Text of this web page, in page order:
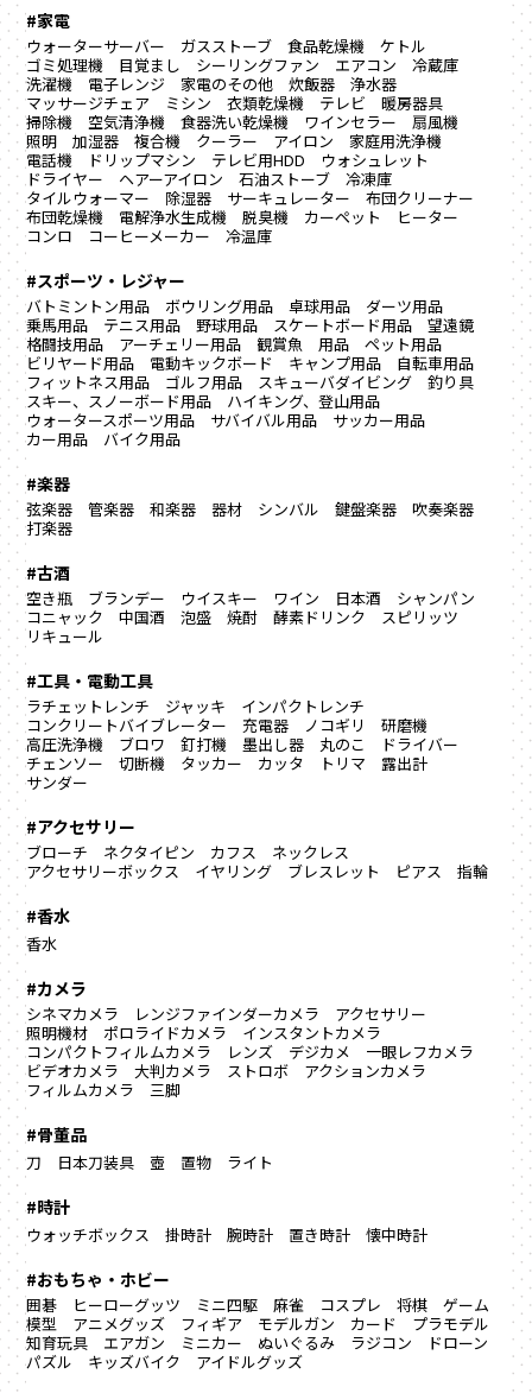
#家電
ウォーターサーバー ガスストーブ 食品乾燥機
ケトル
ゴミ処理機
目覚まし シーリングファン エアコン
冷蔵庫
洗濯機
電子レンジ 家電のその他 炊飯器
浄水器
マッサージチェア
ミシン 衣類乾燥機 テレビ
暖房器具
掃除機
空気清浄機 食器洗い乾燥機 ワインセラー
扇風機
照明
加湿器 複合機 クーラー アイロン
家庭用洗浄機
電話機
ドリップマシン テレビ用HDD
ウォシュレット
ドライヤー
ヘアーアイロン 石油ストーブ
冷凍庫
タイルウォーマー
除湿器 サーキュレーター
布団クリーナー
布団乾燥機
電解浄水生成機 脱臭機 カーペット
ヒーター
コンロ
コーヒーメーカー 冷温庫
#スポーツ・レジャー
バトミントン用品 ボウリング用品 卓球用品
ダーツ用品
乗馬用品
テニス用品 野球用品 スケートボード用品
望遠鏡
格闘技用品
アーチェリー用品 観賞魚 用品
ペット用品
ビリヤード用品
電動キックボード キャンプ用品
自転車用品
フィットネス用品
ゴルフ用品 スキューバダイビング
釣り具
スキー、スノーボード用品
ハイキング、登山用品
ウォータースポーツ用品
サバイバル用品
サッカー用品
カー用品
バイク用品
#楽器
弦楽器 管楽器 和楽器 器材 シンバル 鍵盤楽器
吹奏楽器
打楽器
#古酒
空き瓶 ブランデー ウイスキー ワイン 日本酒
シャンパン
コニャック
中国酒 泡盛 焼酎 酵素ドリンク
スピリッツ
リキュール
#工具・電動工具
ラチェットレンチ ジャッキ
インパクトレンチ
コンクリートバイブレーター
充電器 ノコギリ
研磨機
高圧洗浄機
ブロワ 釘打機 墨出し器 丸のこ
ドライバー
チェンソー
切断機 タッカー カッタ トリマ
露出計
サンダー
#アクセサリー
ブローチ ネクタイピン カフス
ネックレス
アクセサリーボックス
イヤリング ブレスレット ピアス 指輪
#香水
香水
#カメラ
シネマカメラ レンジファインダーカメラ
アクセサリー
照明機材
ポロライドカメラ
インスタントカメラ
コンパクトフィルムカメラ
レンズ デジカメ
一眼レフカメラ
ビデオカメラ
大判カメラ ストロボ
アクションカメラ
フィルムカメラ
三脚
#骨董品
刀 日本刀装具 壺 置物 ライト
#時計
ウォッチボックス 掛時計 腕時計 置き時計 懐中時計
#おもちゃ・ホビー
囲碁 ヒーローグッツ ミニ四駆 麻雀 コスプレ 将棋
ゲーム
模型
アニメグッズ フィギア モデルガン カード
プラモデル
知育玩具
エアガン ミニカー ぬいぐるみ ラジコン
ドローン
パズル
キッズバイク アイドルグッズ